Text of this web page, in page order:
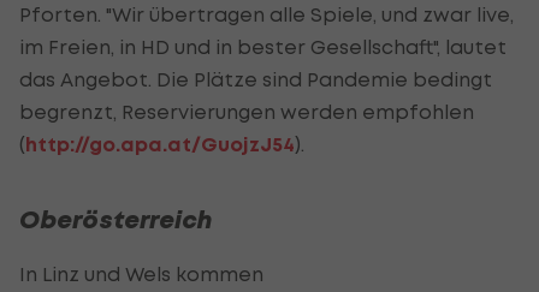
Pforten. "Wir übertragen alle Spiele, und zwar live,
im Freien, in HD und in bester Gesellschaft", lautet
das Angebot. Die Plätze sind Pandemie bedingt
begrenzt, Reservierungen werden empfohlen
(http://go.apa.at/GuojzJ54).
Oberösterreich
In Linz und Wels kommen